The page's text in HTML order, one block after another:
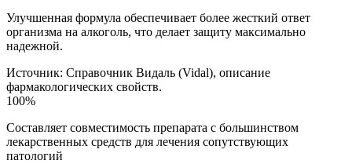
Улучшенная формула обеспечивает более жесткий ответ
организма на алкоголь, что делает защиту максимально
надежной.
Источник: Справочник Видаль (Vidal), описание
фармакологических свойств.
100%
Составляет совместимость препарата с большинством
лекарственных средств для лечения сопутствующих
патологий